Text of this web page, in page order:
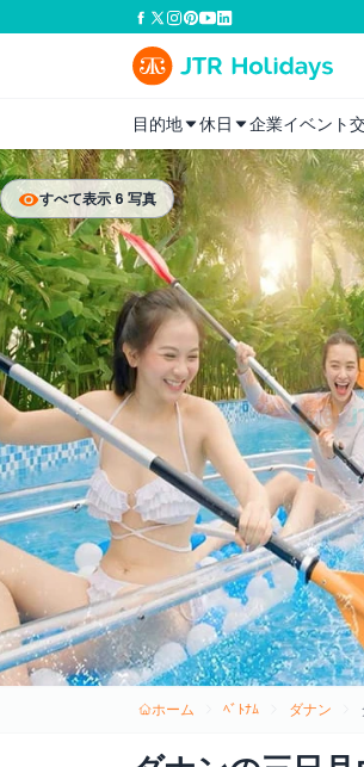
目的地 休日 企業イベント
すべて表示 6 写真
ホーム ﾍﾞﾄﾅﾑ ダナン